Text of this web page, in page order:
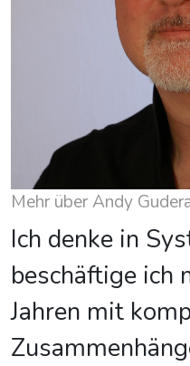
Mehr über Andy
Ich denke in
beschäftige ich
Jahren mit